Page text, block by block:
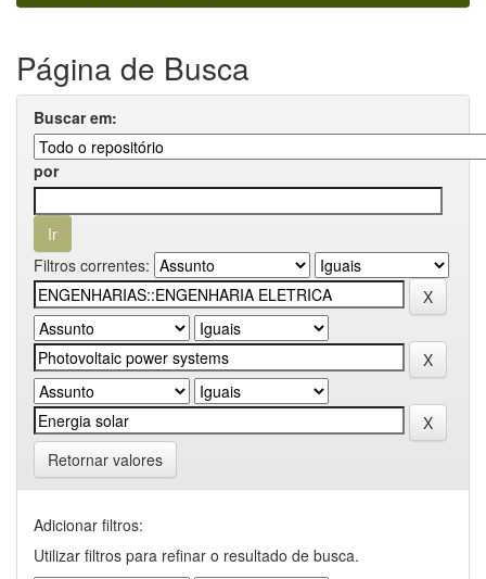
Página de Busca
Buscar em:
por
Filtros correntes:
Retornar valores
Adicionar filtros:
Utilizar filtros para refinar o resultado de busca.